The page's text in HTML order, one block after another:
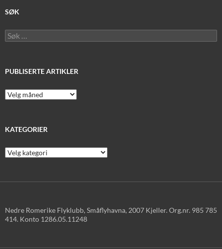
SØK
Søk
etter:
PUBLISERTE ARTIKLER
Publiserte
artikler
KATEGORIER
Kategorier
Nedre Romerike Flyklubb, Småflyhavna, 2007 Kjeller. Org.nr. 985 785
414. Konto 1286.05.11248